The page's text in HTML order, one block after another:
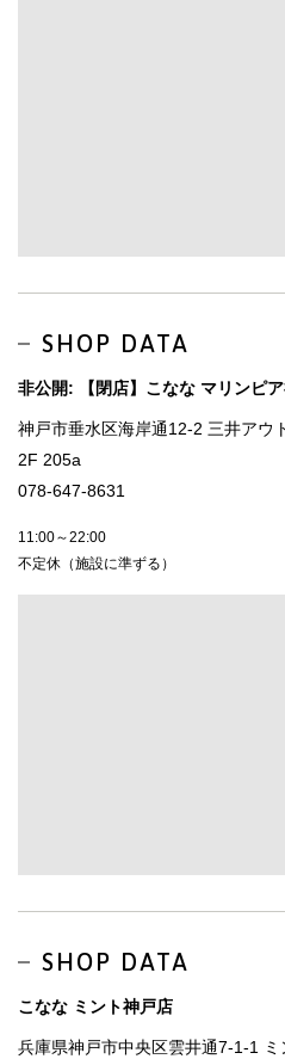
SHOP DATA
非公開: 【閉店】こなな マリンピ
神戸市垂水区海岸通12-2 三井アウ
2F 205a
078-647-8631
11:00～22:00
不定休（施設に準ずる）
SHOP DATA
こなな ミント神戸店
兵庫県神戸市中央区雲井通7-1-1 ミ